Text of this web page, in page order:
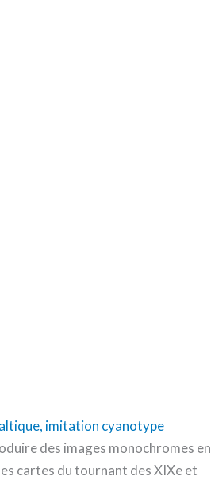
des images monochromes en
cartes du tournant des XIXe et